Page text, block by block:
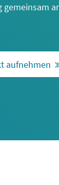
gemeinsam
aufnehmen